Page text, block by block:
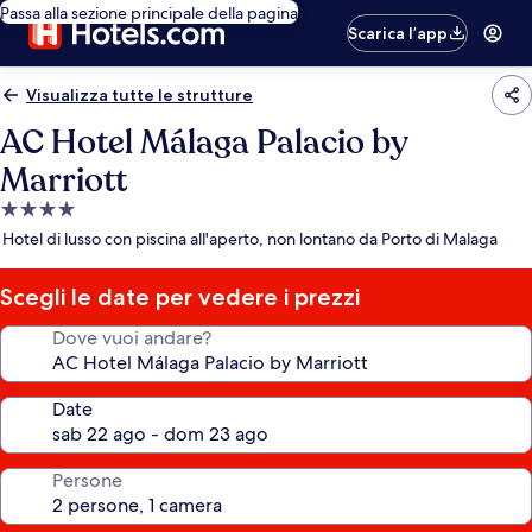
Passa alla sezione principale della pagina
Scarica l’app
Visualizza tutte le strutture
AC Hotel Málaga Palacio by
Marriott
Struttura
a
stelle
Hotel di lusso con piscina all'aperto, non lontano da Porto di Malaga
Scegli le date per vedere i prezzi
Dove vuoi andare?
Date
Persone